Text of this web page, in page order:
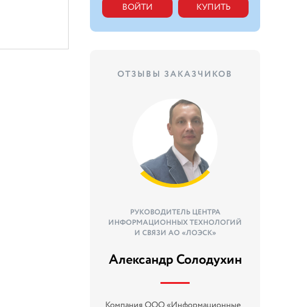
ВОЙТИ КУПИТЬ
ОТЗЫВЫ ЗАКАЗЧИКОВ
РУКОВОДИТЕЛЬ ЦЕНТРА
ИНФОРМАЦИОННЫХ ТЕХНОЛОГИЙ
И СВЯЗИ АО «ЛОЭСК»
Александр Солодухин